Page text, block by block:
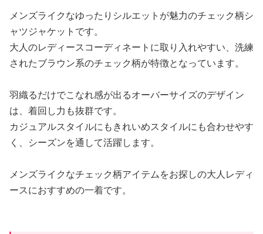
メンズライクなゆったりシルエットが魅力のチェック柄シ
ャツジャケットです。
大人のレディースコーディネートに取り入れやすい、洗練
されたブラウン系のチェック柄が特徴となっています。
羽織るだけでこなれ感が出るオーバーサイズのデザイン
は、着回し力も抜群です。
カジュアルスタイルにもきれいめスタイルにも合わせやす
く、シーズンを通して活躍します。
メンズライクなチェック柄アイテムをお探しの大人レディ
ースにおすすめの一着です。